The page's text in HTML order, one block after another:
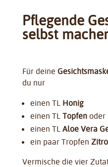
Pflegende
selbst
Für deine
du nur
einen TL Honig
einen TL Topfenoder
einen TL Aloe Vera
ein paar Tropfen
Vermische die vier